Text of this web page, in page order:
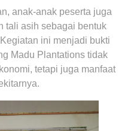
anak-anak peserta juga
tali asih sebagai bentuk
ini menjadi bukti
Madu Plantations tidak
tetapi juga manfaat